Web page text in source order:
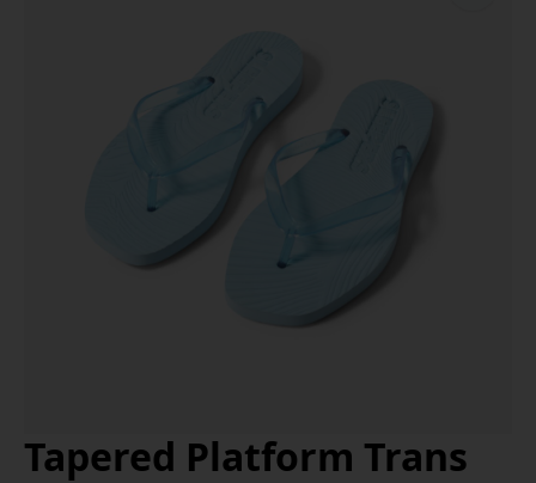
Tapered Platform Trans